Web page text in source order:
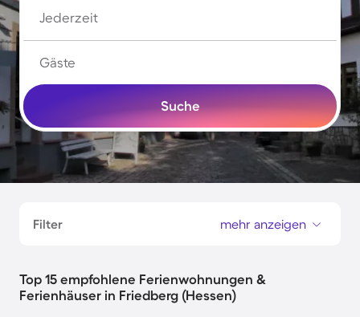
Jederzeit
Gäste
Suche
Filter mehr anzeigen
Top 15 empfohlene Ferienwohnungen &
Ferienhäuser in Friedberg (Hessen)